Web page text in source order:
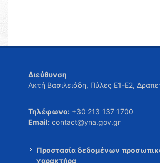
Διεύθυνση
Ακτή Βασιλειάδη, Πύλες Ε1-Ε2,
Τηλέφωνο: +30 213 137 1700
Email: contact@yna.gov.gr
Προστασία δεδομένων
χαρακτήρα